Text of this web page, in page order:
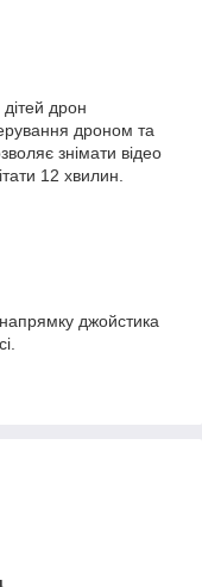
дрон
дроном та
знімати відео
12 хвилин.
джойстика